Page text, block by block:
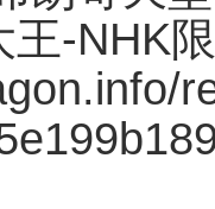
王-NHK